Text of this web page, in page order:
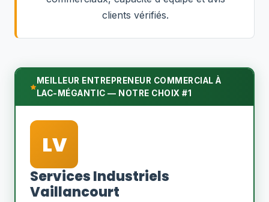
clients vérifiés.
MEILLEUR ENTREPRENEUR COMMERCIAL À
LAC-MÉGANTIC — NOTRE CHOIX #1
LV
Services Industriels
Vaillancourt